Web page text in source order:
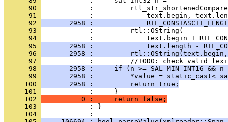
      90
      91
      92
2958 :
      93
      94
      95
2958 :             text.length -
      96
2958 :
      97
      98
2958 :     if (n >= SAL_MIN_INT16 && n
      99
2958 :         *value = static_cast<
     100
       2958 :         return true;
     101
     102
          0 :     return false;
     103
            : }
     104